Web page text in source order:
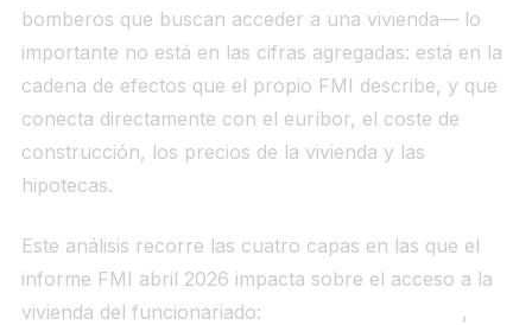
bomberos que buscan acceder a una vivienda— lo
importante no está en las cifras agregadas: está en la
cadena de efectos que el propio FMI describe, y que
conecta directamente con el euríbor, el coste de
construcción, los precios de la vivienda y las
hipotecas.
Este análisis recorre las cuatro capas en las que el
informe FMI abril 2026 impacta sobre el acceso a la
vivienda del funcionariado:
,